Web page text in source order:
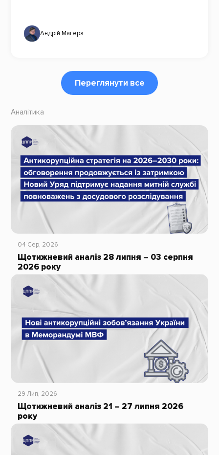
Андрій Магера
Переглянути все
Аналітика
04 Сер, 2026
Щотижневий аналіз 28 липня – 03 серпня
2026 року
29 Лип, 2026
Щотижневий аналіз 21 – 27 липня 2026
року